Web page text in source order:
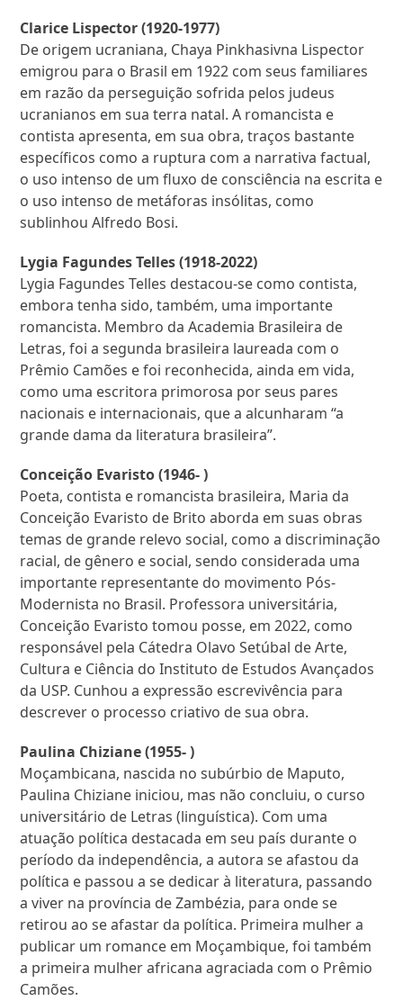
Clarice Lispector (1920-1977)
De origem ucraniana, Chaya Pinkhasivna Lispector
emigrou para o Brasil em 1922 com seus familiares
em razão da perseguição sofrida pelos judeus
ucranianos em sua terra natal. A romancista e
contista apresenta, em sua obra, traços bastante
específicos como a ruptura com a narrativa factual,
o uso intenso de um fluxo de consciência na escrita e
o uso intenso de metáforas insólitas, como
sublinhou Alfredo Bosi.
Lygia Fagundes Telles (1918-2022)
Lygia Fagundes Telles destacou-se como contista,
embora tenha sido, também, uma importante
romancista. Membro da Academia Brasileira de
Letras, foi a segunda brasileira laureada com o
Prêmio Camões e foi reconhecida, ainda em vida,
como uma escritora primorosa por seus pares
nacionais e internacionais, que a alcunharam “a
grande dama da literatura brasileira”.
Conceição Evaristo (1946- )
Poeta, contista e romancista brasileira, Maria da
Conceição Evaristo de Brito aborda em suas obras
temas de grande relevo social, como a discriminação
racial, de gênero e social, sendo considerada uma
importante representante do movimento Pós-
Modernista no Brasil. Professora universitária,
Conceição Evaristo tomou posse, em 2022, como
responsável pela Cátedra Olavo Setúbal de Arte,
Cultura e Ciência do Instituto de Estudos Avançados
da USP. Cunhou a expressão escrevivência para
descrever o processo criativo de sua obra.
Paulina Chiziane (1955- )
Moçambicana, nascida no subúrbio de Maputo,
Paulina Chiziane iniciou, mas não concluiu, o curso
universitário de Letras (linguística). Com uma
atuação política destacada em seu país durante o
período da independência, a autora se afastou da
política e passou a se dedicar à literatura, passando
a viver na província de Zambézia, para onde se
retirou ao se afastar da política. Primeira mulher a
publicar um romance em Moçambique, foi também
a primeira mulher africana agraciada com o Prêmio
Camões.